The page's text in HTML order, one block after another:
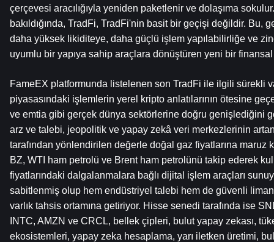
çerçevesi aracılığıyla yeniden paketlenir ve dolaşıma
bakıldığında, TradFi, TradFi'nin basit bir geçişi değildir. Bu,
daha yüksek likiditeye, daha güçlü işlem yapılabilirliğe ve
uyumlu bir yapıya sahip araçlara dönüştüren yeni bir
FameEX platformunda listelenen son TradFi ile ilgili sürekli
piyasasındaki işlemlerin yerel kripto anlatılarının ötesine
ve emtia gibi gerçek dünya sektörlerine doğru genişlediğini
arz ve talebi, jeopolitik ve yapay zekâ veri merkezlerinin
tarafından yönlendirilen değerle doğal gaz fiyatlarına maruz
BZ, WTI ham petrolü ve Brent ham petrolünü takip ederek
fiyatlarındaki dalgalanmalara bağlı dijital işlem araçları
sabitlenmiş olup hem endüstriyel talebi hem de güvenli
varlık tahsis ortamına getiriyor. Hisse senedi tarafında ise
INTC, AMZN ve CRCL, bellek çipleri, bulut yapay zekası,
ekosistemleri, yapay zeka hesaplama, yarı iletken üretimi,